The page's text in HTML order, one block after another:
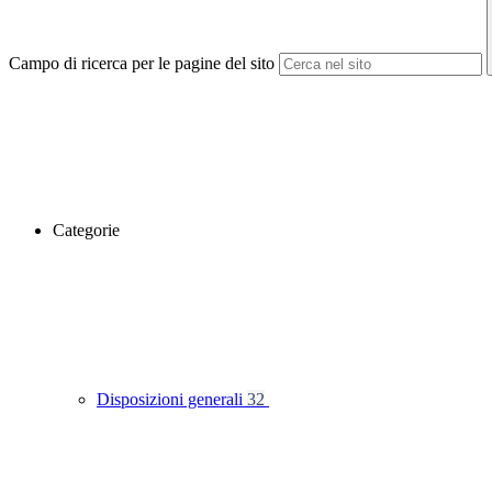
Campo di ricerca per le pagine del sito
Categorie
Disposizioni generali 32